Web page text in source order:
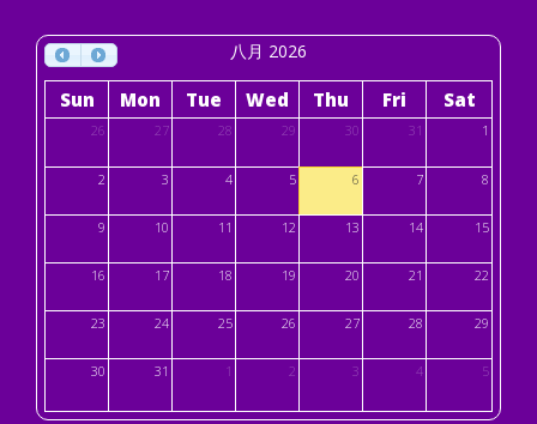
八月 2026
Sun Mon Tue Wed Thu Fri Sat
26 27 28 29 30 31 1
2 3 4 5 6 7 8
9 10 11 12 13 14 15
16 17 18 19 20 21 22
23 24 25 26 27 28 29
30 31 1 2 3 4 5